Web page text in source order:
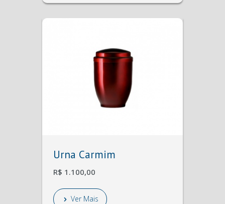
Urna Carmim
R$ 1.100,00
Ver Mais